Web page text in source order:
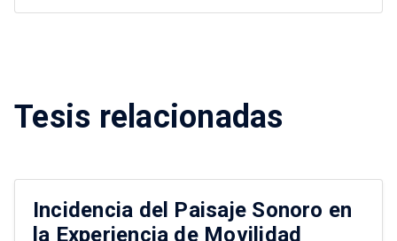
Tesis relacionadas
Incidencia del Paisaje Sonoro en
la Experiencia de Movilidad